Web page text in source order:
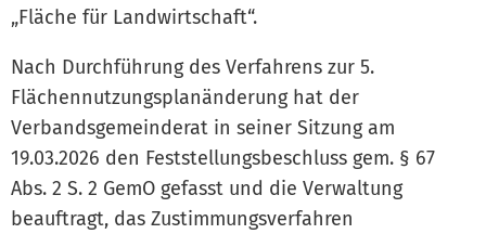
„Fläche für Landwirtschaft“.
Nach Durchführung des Verfahrens zur 5.
Flächennutzungsplanänderung hat der
Verbandsgemeinderat in seiner Sitzung am
19.03.2026 den Feststellungsbeschluss gem. § 67
Abs. 2 S. 2 GemO gefasst und die Verwaltung
beauftragt, das Zustimmungsverfahren